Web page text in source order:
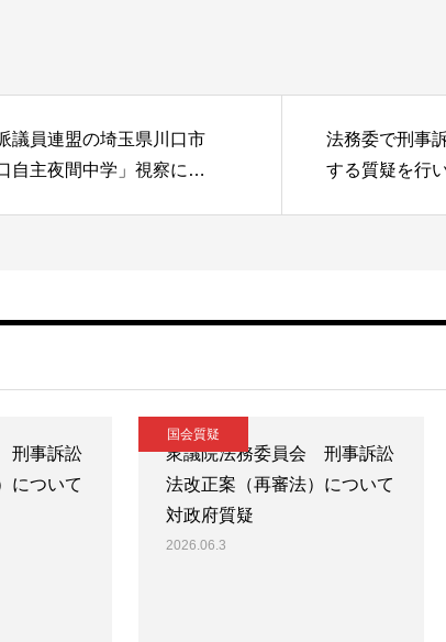
議員連盟の埼玉県川口市
自主夜間中学」視察に…
法務委で刑事
する質疑を行
刑事訴訟
について
国会質疑
衆議院法務委員会 刑事訴訟
法改正案（再審法）について
対政府質疑
2026.06.3